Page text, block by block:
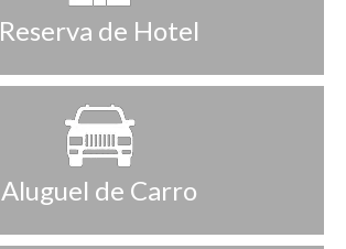
Reserva de Hotel
Aluguel de Carro